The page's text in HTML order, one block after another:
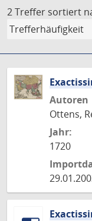
2 Treffer sortiert
Autoren
Ottens,
Jahr:
1720